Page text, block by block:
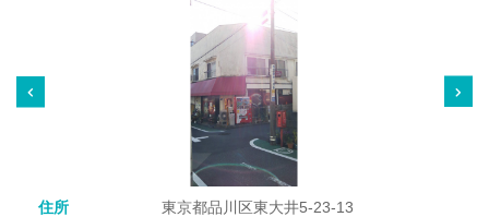
住所
東京都品川区東大井5-23-13